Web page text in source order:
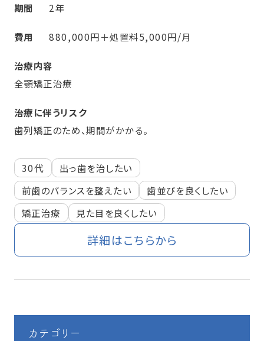
期間 2年
費用 880,000円＋処置料5,000円/月
治療内容
全顎矯正治療
治療に伴うリスク
歯列矯正のため、期間がかかる。
30代
出っ歯を治したい
前歯のバランスを整えたい
歯並びを良くしたい
矯正治療
見た目を良くしたい
詳細はこちらから
カテゴリー